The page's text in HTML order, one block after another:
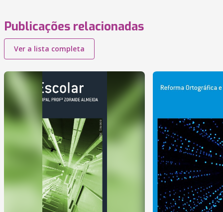
Publicações relacionadas
Ver a lista completa